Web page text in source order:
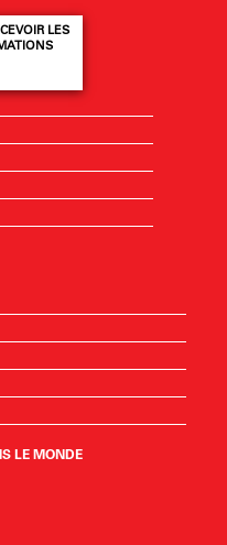
LES
LE MONDE